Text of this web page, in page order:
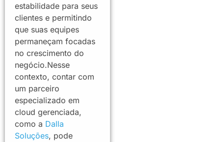
estabilidade para seus
clientes e permitindo
que suas equipes
permaneçam focadas
no crescimento do
negócio.Nesse
contexto, contar com
um parceiro
especializado em
cloud gerenciada,
como a Dalla
Soluções, pode